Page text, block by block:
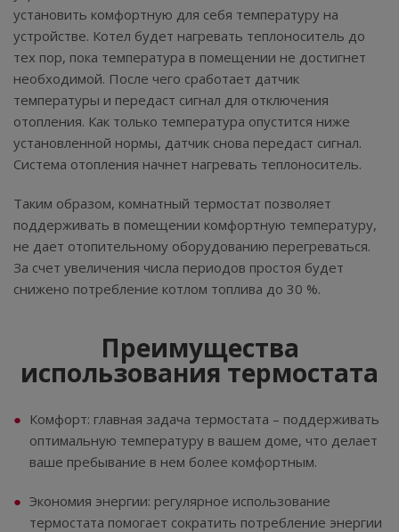
установить комфортную для себя температуру на
устройстве. Котел будет нагревать теплоноситель до
тех пор, пока температура в помещении не достигнет
необходимой. После чего сработает датчик
температуры и передаст сигнал для отключения
отопления. Как только температура опустится ниже
установленной нормы, датчик снова передаст сигнал.
Система отопления начнет нагревать теплоноситель.
Таким образом, комнатный термостат позволяет
поддерживать в помещении комфортную температуру,
не дает отопительному оборудованию перегреваться.
За счет увеличения числа периодов простоя будет
снижено потребление котлом топлива до 30 %.
Преимущества
использования термостата
Комфорт: главная задача термостата – поддерживать
оптимальную температуру в вашем доме, что делает
ваше пребывание в нем более комфортным.
Экономия энергии: регулярное использование
термостата помогает сократить потребление энергии